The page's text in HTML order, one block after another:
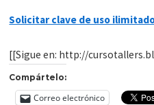
Solicitar clave de uso
[[Sigue en: http://
Compártelo:
Correo electrónico